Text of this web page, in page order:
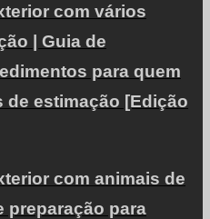
com vários
| Guia de
para quem
de estimação [Edição
com animais de
preparação para